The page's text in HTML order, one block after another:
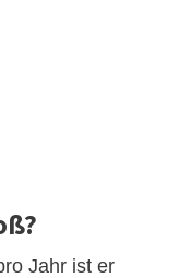
Jahr ist er